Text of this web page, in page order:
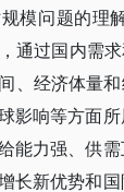
模问题的理
通过国内需
、经济体量
影响等方面
能力强、供
长新优势和